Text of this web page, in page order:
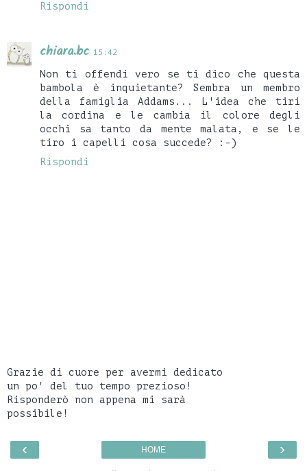
Rispondi
chiara.bc 15:42
Non ti offendi vero se ti dico che questa
bambola è inquietante? Sembra un membro
della famiglia Addams... L'idea che tiri
la cordina e le cambia il colore degli
occhi sa tanto da mente malata, e se le
tiro i capelli cosa succede? :-)
Rispondi
Grazie di cuore per avermi dedicato
un po' del tuo tempo prezioso!
Risponderò non appena mi sarà
possibile!
‹ ›
HOME